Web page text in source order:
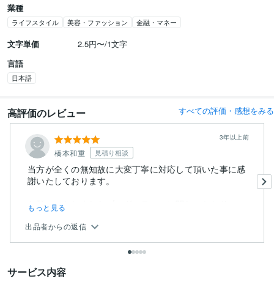
業種
ライフスタイル 美容・ファッション 金融・マネー
文字単価
2.5円〜/1文字
言語
日本語
高評価のレビュー すべての評価・感想をみる
橋本和重 見積り相談
3年以上前
当方が全くの無知故に大変丁寧に対応して頂いた事に感
謝いたしております。
お願いいたしましたブログのテーマに関し、かなり...
もっと見る
出品者からの返信
サービス内容